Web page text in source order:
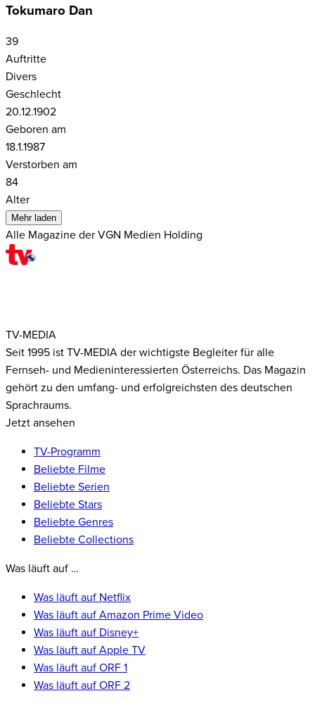
Tokumaro Dan
39
Auftritte
Divers
Geschlecht
20.12.1902
Geboren am
18.1.1987
Verstorben am
84
Alter
Mehr laden
Alle Magazine der VGN Medien Holding
TV-MEDIA
Seit 1995 ist TV-MEDIA der wichtigste Begleiter für alle
Fernseh- und Medieninteressierten Österreichs. Das Magazin
gehört zu den umfang- und erfolgreichsten des deutschen
Sprachraums.
Jetzt ansehen
TV-Programm
Beliebte Filme
Beliebte Serien
Beliebte Stars
Beliebte Genres
Beliebte Collections
Was läuft auf …
Was läuft auf Netflix
Was läuft auf Amazon Prime Video
Was läuft auf Disney+
Was läuft auf Apple TV
Was läuft auf ORF 1
Was läuft auf ORF 2